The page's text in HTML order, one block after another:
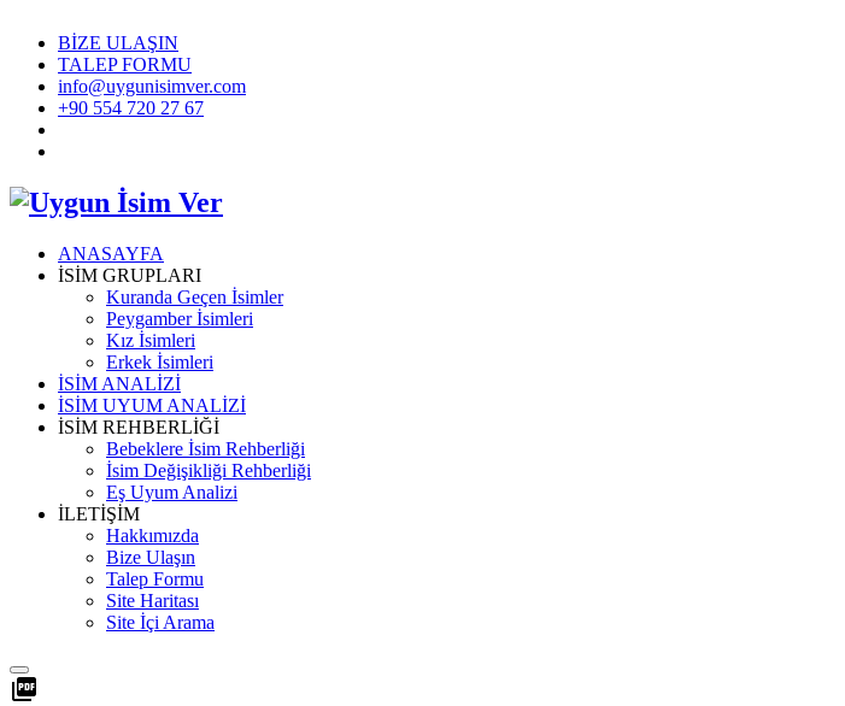
BİZE ULAŞIN
TALEP FORMU
info@uygunisimver.com
+90 554 720 27 67
ANASAYFA
İSİM GRUPLARI
Kuranda Geçen İsimler
Peygamber İsimleri
Kız İsimleri
Erkek İsimleri
İSİM ANALİZİ
İSİM UYUM ANALİZİ
İSİM REHBERLİĞİ
Bebeklere İsim Rehberliği
İsim Değişikliği Rehberliği
Eş Uyum Analizi
İLETİŞİM
Hakkımızda
Bize Ulaşın
Talep Formu
Site Haritası
Site İçi Arama
picture_as_pdf